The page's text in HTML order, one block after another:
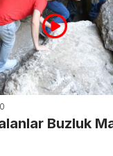
Buzluk